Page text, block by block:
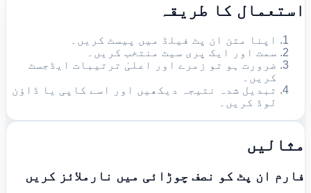
استعمال کا طریقہ
اپنا متن ان پٹ فیلڈ میں پیسٹ کریں۔
سمت اور ایک پری سیٹ منتخب کریں۔
ضرورت ہو تو زمرے اور اعلیٰ ترتیبات ایڈجسٹ
کریں۔
تبدیل شدہ نتیجہ دیکھیں اور اسے کاپی یا ڈاؤن
لوڈ کریں۔
مثالیں
فارم ان پٹ کو نصف چوڑائی میں نارملائز کریں